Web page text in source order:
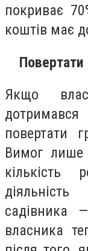
покриває
коштів має
Повертати
Якщо
повертати
Вимог лише
власника